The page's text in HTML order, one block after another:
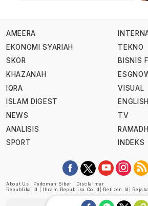
AMEERA
EKONOMI SYARIAH
SKOR
KHAZANAH
IQRA
ISLAM DIGEST
NEWS
ANALISIS
SPORT
TEKNO
BISNIS
VISUAL
ENGLISH
TV
INDEKS
About Us Pedoman Siber
Disclaimer
Republika.id
Ihram.republika.co.id Retizen.id